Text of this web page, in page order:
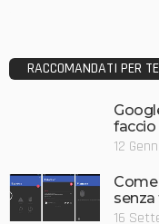
RACCOMANDATI PER
faccio
12
16